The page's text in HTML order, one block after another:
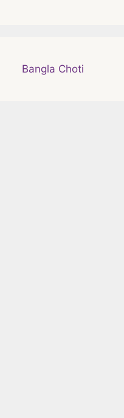
Bangla Choti